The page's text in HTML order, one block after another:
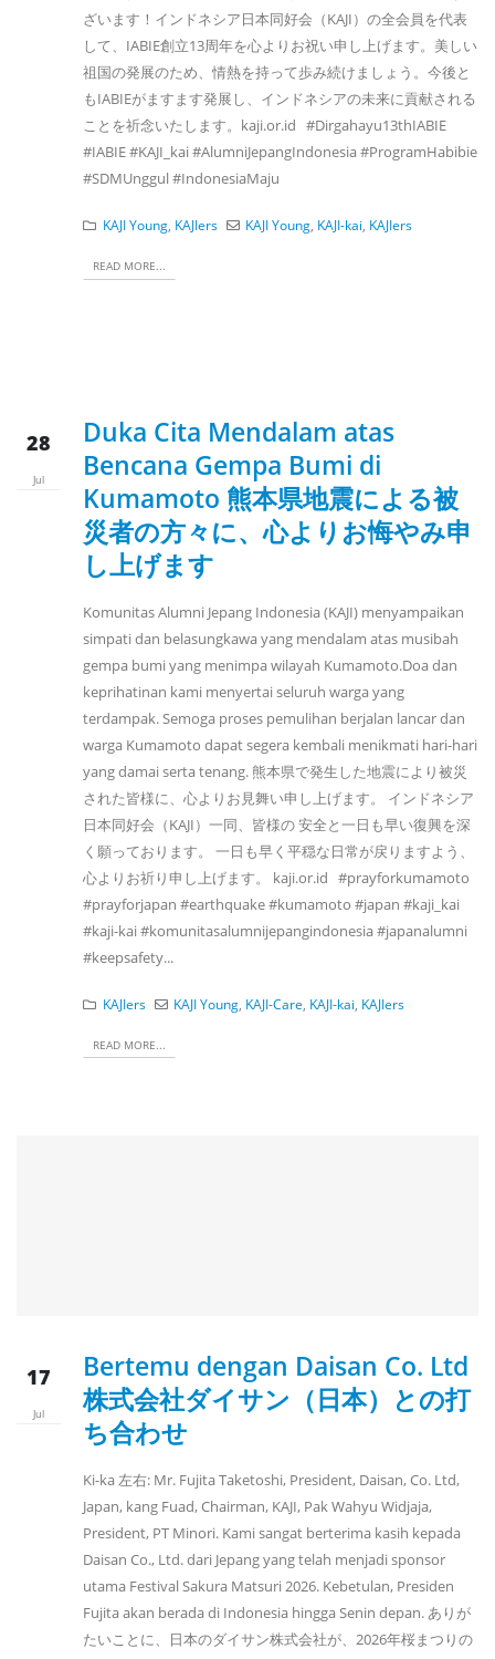
ざいます！ ​ インドネシア日本同好会（KAJI）の全会員を代表
して、IABIE創立13周年を心よりお祝い申し上げます。 ​美しい
祖国の発展のため、情熱を持って歩み続けましょう。 ​今後と
もIABIEがますます発展し、インドネシアの未来に貢献される
ことを祈念いたします。 ​ kaji.or.id #Dirgahayu13thIABIE
#IABIE #KAJI_kai #AlumniJepangIndonesia #ProgramHabibie
#SDMUnggul #IndonesiaMaju
KAJI Young, KAJIers KAJI Young KAJI-kai KAJIers
READ MORE...
28
Jul
Duka Cita Mendalam atas
Bencana Gempa Bumi di
Kumamoto 熊本県地震による被
災者の方々に、心よりお悔やみ申
し上げます
Komunitas Alumni Jepang Indonesia (KAJI) menyampaikan
simpati dan belasungkawa yang mendalam atas musibah
gempa bumi yang menimpa wilayah Kumamoto. ​Doa dan
keprihatinan kami menyertai seluruh warga yang
terdampak. Semoga proses pemulihan berjalan lancar dan
warga Kumamoto dapat segera kembali menikmati hari-hari
yang damai serta tenang. ​熊本県で発生した地震により被災
された皆様に、心よりお見舞い申し上げます。 インドネシア
日本同好会​（KAJI）一同、皆様の 安全と一日も早い復興を深
く願っております。 一日も早く平穏な日常が戻りますよう、
心よりお祈り申し上げます。 kaji.or.id #prayforkumamoto
#prayforjapan #earthquake #kumamoto #japan #kaji_kai
#kaji-kai #komunitasalumnijepangindonesia #japanalumni
#keepsafety...
KAJIers KAJI Young KAJI-Care KAJI-kai KAJIers
READ MORE...
17
Jul
Bertemu dengan Daisan Co. Ltd
株式会社ダイサン（日本）との打
ち合わせ
Ki-ka 左右: Mr. Fujita Taketoshi, President, Daisan, Co. Ltd,
Japan, kang Fuad, Chairman, KAJI, Pak Wahyu Widjaja,
President, PT Minori. Kami sangat berterima kasih kepada
Daisan Co., Ltd. dari Jepang yang telah menjadi sponsor
utama Festival Sakura Matsuri 2026. Kebetulan, Presiden
Fujita akan berada di Indonesia hingga Senin depan. ありが
たいことに、日本のダイサン株式会社が、2026年桜まつりの